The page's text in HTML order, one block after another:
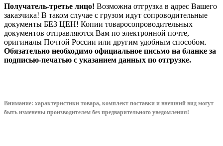
Получатель-третье лицо! Возможна отгрузка в адрес Вашего
заказчика! В таком случае с грузом идут сопроводительные
документы БЕЗ ЦЕН! Копии товаросопроводительных
документов отправляются Вам по электронной почте,
оригиналы Почтой России или другим удобным способом.
Обязательно необходимо официальное письмо на бланке за
подписью-печатью с указанием данных по отгрузке.
Внимание: характеристики товара, комплект поставки и внешний вид могут
быть изменены производителем без предварительного уведомления!